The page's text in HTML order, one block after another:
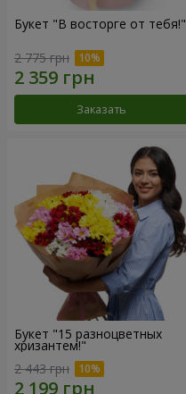
Букет "В восторге от тебя!"
2 775 грн
Заказать
Букет "15 разноцветных
хризантем!"
2 443 грн